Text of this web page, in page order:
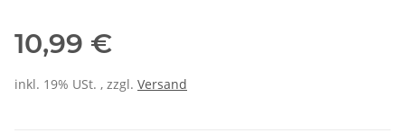
10,99 €
inkl. 19% USt. , zzgl. Versand